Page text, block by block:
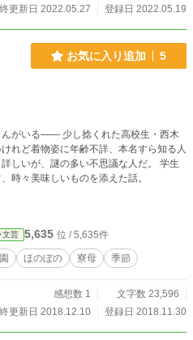
更新日 2022.05.27
登録日 2022.05.19
お気に入り追加 5
んがいる―― 少し捻くれた高校生・西木
れど着物姿に年齢不詳、本名すら知る人
しいが、謎の多い不思議な人だ。 学生
時々美味しいものを添えた話。
文芸 5,635 位 / 5,635件
ほのぼの 寮母 季節
感想数 1
文字数 23,596
更新日 2018.12.10
登録日 2018.11.30